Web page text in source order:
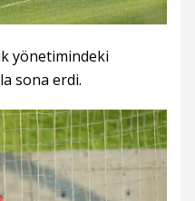
yönetimindeki
sona erdi.